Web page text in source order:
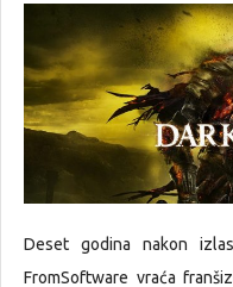
Deset godina nakon
FromSoftware vraća